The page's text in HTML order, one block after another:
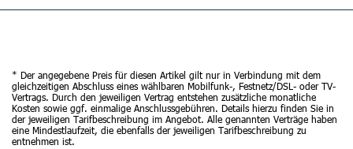
* Der angegebene Preis für diesen Artikel gilt nur in Verbindung mit dem
gleichzeitigen Abschluss eines wählbaren Mobilfunk-, Festnetz/DSL- oder TV-
Vertrags. Durch den jeweiligen Vertrag entstehen zusätzliche monatliche
Kosten sowie ggf. einmalige Anschlussgebühren. Details hierzu finden Sie in
der jeweiligen Tarifbeschreibung im Angebot. Alle genannten Verträge haben
eine Mindestlaufzeit, die ebenfalls der jeweiligen Tarifbeschreibung zu
entnehmen ist.